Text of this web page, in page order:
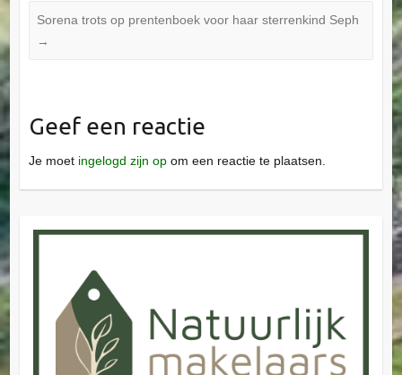
Sorena trots op prentenboek voor haar sterrenkind Seph
→
Geef een reactie
Je moet ingelogd zijn opom een reactie te plaatsen.